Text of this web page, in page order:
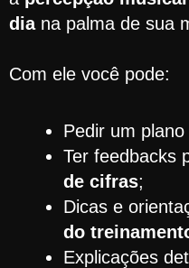
diana palma de sua
Com ele você pode:
Pedir um
Ter feedbacks
de cifras;
Dicas e
do
Explicações